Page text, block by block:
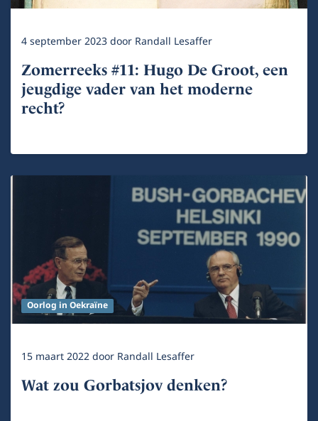
4 september 2023door Randall Lesaffer
Zomerreeks #11: Hugo De Groot, een
jeugdige vader van het moderne
recht?
Oorlog in Oekraïne
15 maart 2022door Randall Lesaffer
Wat zou Gorbatsjov denken?